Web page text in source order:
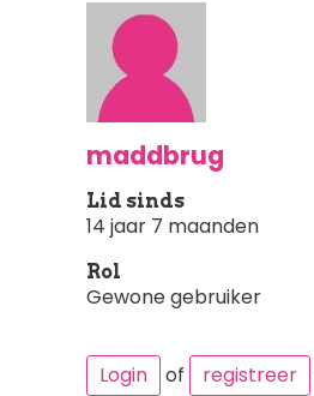
maddbrug
Lid sinds
14 jaar 7 maanden
Rol
Gewone gebruiker
Login of registreer